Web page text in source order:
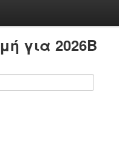
για 2026B